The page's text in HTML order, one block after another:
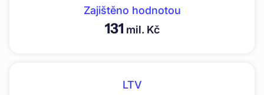
Zajištěno hodnotou
131 mil. Kč
LTV